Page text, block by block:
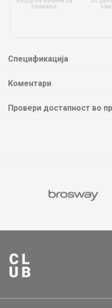
плаќање
Спецификација
Коментари
Провери достапност во